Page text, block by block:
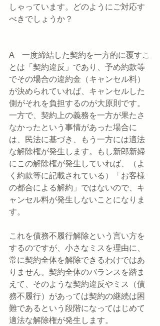
しゃっています。どのようにご対応す
べきでしょうか？
A　一度締結した契約を一方的に覆すこ
とは「契約違反」であり、予め約款等
でその場合の違約金（キャンセル料）
が決められていれば、キャンセルした
側がそれを負担するのが大原則です。
一方で、契約上の義務を一方が果たさ
なかったという事情があった場合に
は、民法に基づき、もう一方には適法
な解除権が発生します。もし新郎新婦
にこの解除権が発生していれば、（よ
く約款等に記載されている）「お客様
の都合による解約」ではないので、キ
ャンセル料が発生しないことになりま
す。
これを債務不履行解除という言い方を
するのですが、小さなミスを理由に、
常に契約全体を解除できるわけではあ
りません。契約全体のバランスを踏ま
えて、そのような契約違反やミス（債
務不履行）があっては契約の継続は困
難であるという段階になってはじめて
適法な解除権が発生します。